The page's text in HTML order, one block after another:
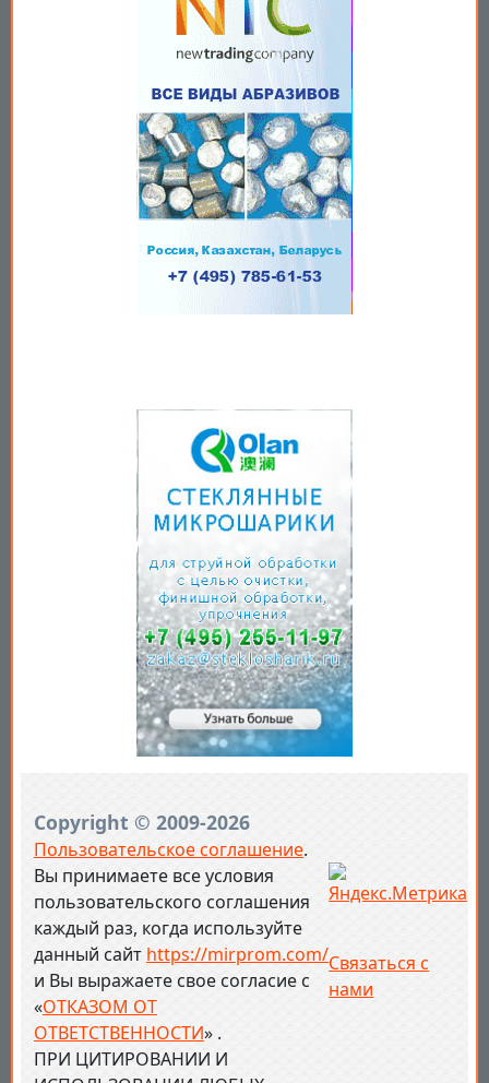
Copyright © 2009-2026
Пользовательское соглашение.
Вы принимаете все условия
пользовательского соглашения
каждый раз, когда используйте
данный сайт https://mirprom.com/
и Вы выражаете свое согласие с
«ОТКАЗОМ ОТ
ОТВЕТСТВЕННОСТИ» .
ПРИ ЦИТИРОВАНИИ И
Связаться с
нами